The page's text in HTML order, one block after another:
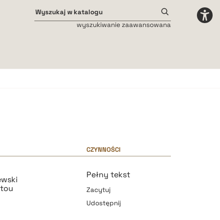
wyszukiwanie zaawansowana
CZYNNOŚCI
Pełny tekst
Zacytuj
Udostępnij